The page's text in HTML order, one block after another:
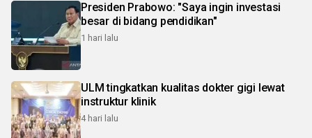
Presiden Prabowo: "Saya ingin investasi
besar di bidang pendidikan"
1 hari lalu
ULM tingkatkan kualitas dokter gigi lewat
instruktur klinik
4 hari lalu